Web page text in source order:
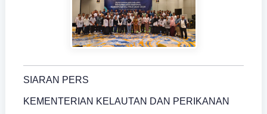
SIARAN PERS
KEMENTERIAN KELAUTAN DAN PERIKANAN